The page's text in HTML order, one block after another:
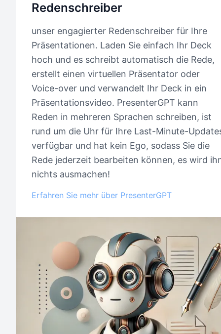
Redenschreiber
unser engagierter Redenschreiber für Ihre
Präsentationen. Laden Sie einfach Ihr Deck
hoch und es schreibt automatisch die Rede,
erstellt einen virtuellen Präsentator oder
Voice-over und verwandelt Ihr Deck in ein
Präsentationsvideo. PresenterGPT kann
Reden in mehreren Sprachen schreiben, ist
rund um die Uhr für Ihre Last-Minute-
verfügbar und hat kein Ego, sodass Sie die
Rede jederzeit bearbeiten können, es wird
nichts ausmachen!
Erfahren Sie mehr über PresenterGPT